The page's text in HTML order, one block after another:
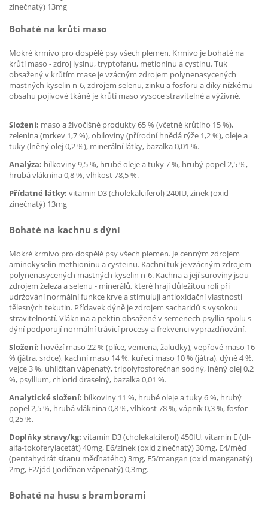
zinečnatý) 13mg
Bohaté na krůtí maso
Mokré krmivo pro dospělé psy všech plemen. Krmivo je bohaté na
krůtí maso - zdroj lysinu, tryptofanu, metioninu a cystinu. Tuk
obsažený v krůtím mase je vzácným zdrojem polynenasycených
mastných kyselin n-6, zdrojem selenu, zinku a fosforu a díky nízkému
obsahu pojivové tkáně je krůtí maso vysoce stravitelné a výživné.
Složení: maso a živočišné produkty 65 % (včetně krůtího 15 %),
zelenina (mrkev 1,7 %), obiloviny (přírodní hnědá rýže 1,2 %), oleje a
tuky (lněný olej 0,2 %), minerální látky, bazalka 0,01 %.
Analýza: bílkoviny 9,5 %, hrubé oleje a tuky 7 %, hrubý popel 2,5 %,
hrubá vláknina 0,8 %, vlhkost 78,5 %.
Přídatné látky: vitamin D3 (cholekalciferol) 240IU, zinek (oxid
zinečnatý) 13mg
Bohaté na kachnu s dýní
Mokré krmivo pro dospělé psy všech plemen. Je cenným zdrojem
aminokyselin methioninu a cysteinu. Kachní tuk je vzácným zdrojem
polynenasycených mastných kyselin n-6. Kachna a její suroviny jsou
zdrojem železa a selenu - minerálů, které hrají důležitou roli při
udržování normální funkce krve a stimulují antioxidační vlastnosti
tělesných tekutin. Přídavek dýně je zdrojem sacharidů s vysokou
stravitelností. Vláknina a pektin obsažené v semenech psyllia spolu s
dýní podporují normální trávicí procesy a frekvenci vyprazdňování.
Složení: hovězí maso 22 % (plíce, vemena, žaludky), vepřové maso 16
% (játra, srdce), kachní maso 14 %, kuřecí maso 10 % (játra), dýně 4 %,
vejce 3 %, uhličitan vápenatý, tripolyfosforečnan sodný, lněný olej 0,2
%, psyllium, chlorid draselný, bazalka 0,01 %.
Analytické složení: bílkoviny 11 %, hrubé oleje a tuky 6 %, hrubý
popel 2,5 %, hrubá vláknina 0,8 %, vlhkost 78 %, vápník 0,3 %, fosfor
0,25 %.
Doplňky stravy/kg: vitamin D3 (cholekalciferol) 450IU, vitamin E (dl-
alfa-tokoferylacetát) 40mg, E6/zinek (oxid zinečnatý) 30mg, E4/měď
(pentahydrát síranu měďnatého) 3mg, E5/mangan (oxid manganatý)
2mg, E2/jód (jodičnan vápenatý) 0,3mg.
Bohaté na husu s bramborami